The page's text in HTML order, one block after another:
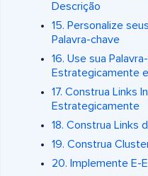
Descrição
15. Personalize
Palavra-chave
16. Use sua
Estrategicamente
17. Construa Links
Estrategicamente
18. Construa Links
19. Construa
20. Implemente E-